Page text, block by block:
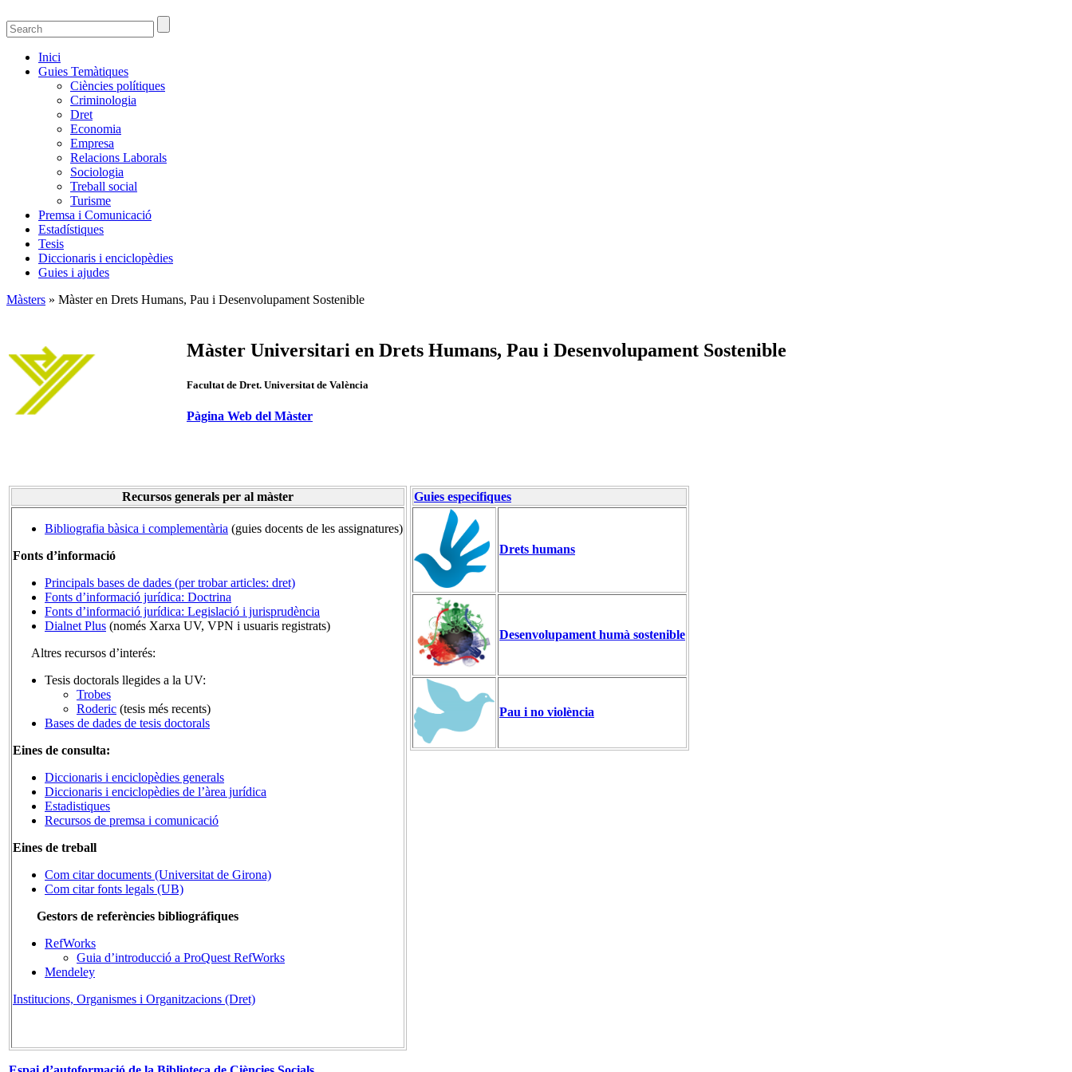
Guies temàtiques de la Biblioteca de Ciències Socials
Guies temàtiques de Ciencies Socials, Jurídiques i econòmiques
Inici
Guies Temàtiques
Ciències polítiques
Criminologia
Dret
Economia
Empresa
Relacions Laborals
Sociologia
Treball social
Turisme
Premsa i Comunicació
Estadístiques
Tesis
Diccionaris i enciclopèdies
Guies i ajudes
Màsters » Màster en Drets Humans, Pau i Desenvolupament Sostenible
Màster Universitari en Drets Humans, Pau i Desenvolupament Sostenible
Facultat de Dret. Universitat de València
Pàgina Web del Màster
Recursos generals per al màster
Bibliografia bàsica i complementària (guies docents de les assignatures)
Fonts d’informació
Principals bases de dades (per trobar articles: dret)
Fonts d’informació jurídica: Doctrina
Fonts d’informació jurídica: Legislació i jurisprudència
Dialnet Plus (només Xarxa UV, VPN i usuaris registrats)
Altres recursos d’interés:
Tesis doctorals llegides a la UV:
Trobes
Roderic (tesis més recents)
Bases de dades de tesis doctorals
Eines de consulta:
Diccionaris i enciclopèdies generals
Diccionaris i enciclopèdies de l’àrea jurídica
Estadistiques
Recursos de premsa i comunicació
Eines de treball
Com citar documents (Universitat de Girona)
Com citar fonts legals (UB)
Gestors de referències bibliográfiques
RefWorks
Guia d’introducció a ProQuest RefWorks
Mendeley
Institucions, Organismes i Organitzacions (Dret)
Guies especifiques
Drets humans
Desenvolupament humà sostenible
Pau i no violència